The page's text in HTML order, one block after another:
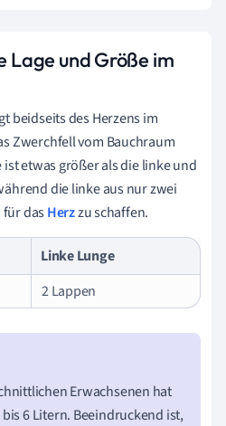
Lage und Größe im
beidseits des Herzens im
Zwerchfell vom Bauchraum
etwas größer als die linke und
die linke aus nur zwei
für dasHerzzu schaffen.
Linke Lunge
2 Lappen
Erwachsenen hat
6 Litern. Beeindruckend ist,